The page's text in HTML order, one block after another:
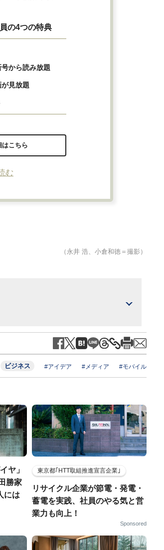
の4つの特典
から読み放題
見放題
こちら
む
（永井 浩、小倉和徳＝撮影）
ビジネス #アイデア #メディア #モバイル
ヤ」
勝家
には
東京都｢HTT取組推進宣言企業｣
リサイクル企業が節電・発電・
蓄電を実践、社員のやる気と営
業力も向上！
Sponsored